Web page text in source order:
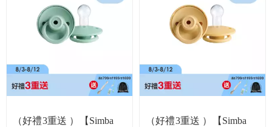
（好禮3重送 ）【Simba
（好禮3重送 ）【Simba